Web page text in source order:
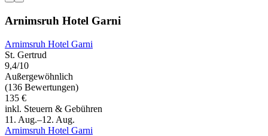
Arnimsruh Hotel Garni
Arnimsruh Hotel Garni
St. Gertrud
9,4/10
Außergewöhnlich
(136 Bewertungen)
135 €
inkl. Steuern & Gebühren
11. Aug.–12. Aug.
Arnimsruh Hotel Garni